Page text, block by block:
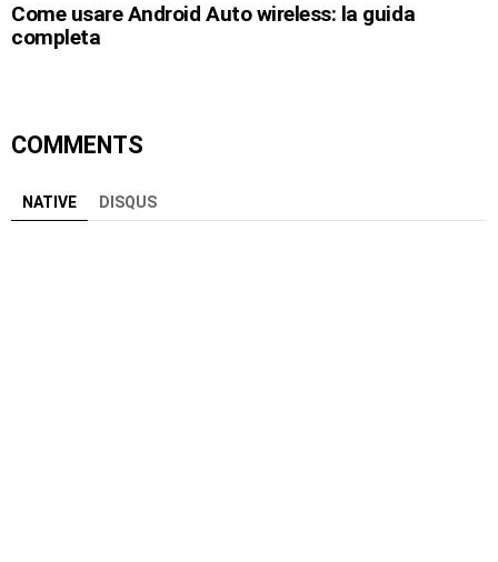
Come usare Android Auto wireless: la guida
completa
COMMENTS
NATIVE DISQUS